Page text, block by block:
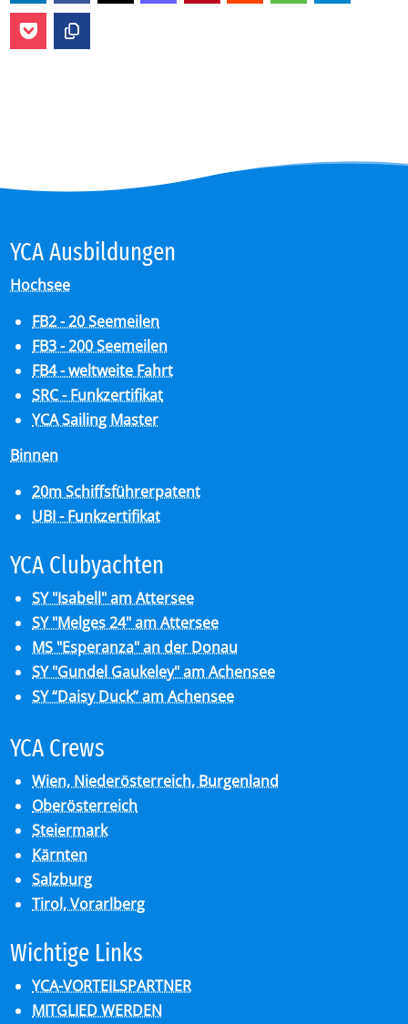
YCA Aus­bil­dun­gen
Hochsee
FB2 - 20 Seemeilen
FB3 - 200 Seemeilen
FB4 - weltweite Fahrt
SRC - Funkzertifikat
YCA Sailing Master
Binnen
20m Schiffsführerpatent
UBI - Funkzertifikat
YCA Club­y­ach­ten
SY "Isabell" am Attersee
SY "Melges 24" am Attersee
MS "Esperanza" an der Donau
SY "Gundel Gaukeley" am Achensee
SY “Daisy Duck” am Achensee
YCA Crews
Wien, Niederösterreich, Burgenland
Oberösterreich
Steiermark
Kärnten
Salzburg
Tirol, Vorarlberg
Wich­ti­ge Links
YCA-VORTEILSPARTNER
MITGLIED WERDEN